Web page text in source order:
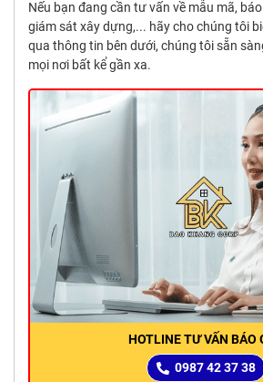
Nếu bạn đang cần tư vấn về mẫu mã,
giám sát xây dựng,... hãy cho chúng tôi
qua thông tin bên dưới, chúng tôi sẵn
mọi nơi bất kể gần xa.
HOTLINE TƯ VẤN BÁO
0987 42 37 38